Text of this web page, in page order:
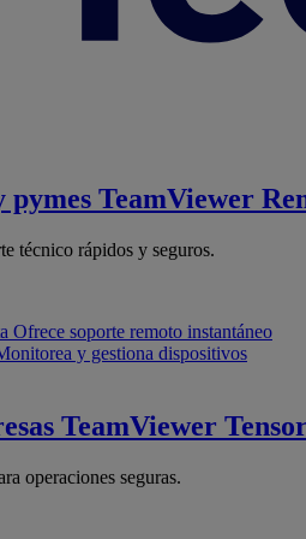
pymes TeamViewer
técnico rápidos y seguros.
Ofrece soporte remoto instantáneo
y gestiona dispositivos
TeamViewer Tensor
operaciones seguras.